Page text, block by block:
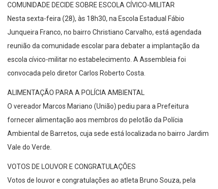
COMUNIDADE DECIDE SOBRE ESCOLA CÍVICO-MILITAR
Nesta sexta-feira (28), às 18h30, na Escola Estadual Fábio
Junqueira Franco, no bairro Christiano Carvalho, está agendada
reunião da comunidade escolar para debater a implantação da
escola cívico-militar no estabelecimento. A Assembleia foi
convocada pelo diretor Carlos Roberto Costa.
ALIMENTAÇÃO PARA A POLÍCIA AMBIENTAL
O vereador Marcos Mariano (União) pediu para a Prefeitura
fornecer alimentação aos membros do pelotão da Polícia
Ambiental de Barretos, cuja sede está localizada no bairro Jardim
Vale do Verde.
VOTOS DE LOUVOR E CONGRATULAÇÕES
Votos de louvor e congratulações ao atleta Bruno Souza, pela